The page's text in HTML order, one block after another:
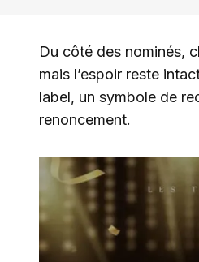
Du côté des nominés,
mais l’espoir reste
label, un symbole de
renoncement.